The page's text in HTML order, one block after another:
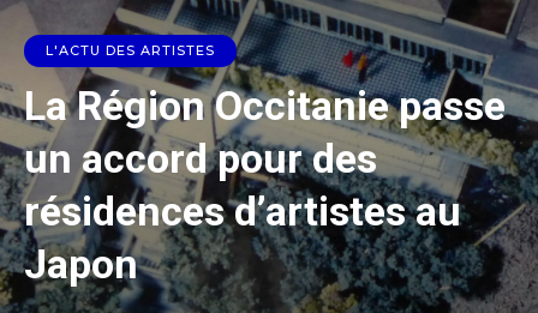
L'ACTU DES ARTISTES
La Région Occitanie passe
un accord pour des
résidences d’artistes au
Japon